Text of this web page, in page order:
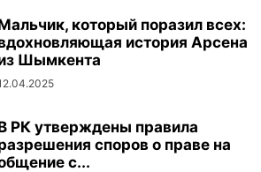
который поразил всех:
история Арсена
Шымкента
РК утверждены правила
споров о праве на
с...